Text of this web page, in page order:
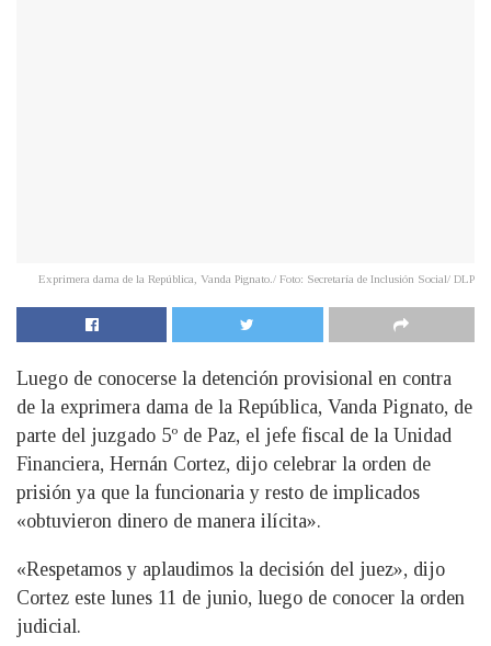
Exprimera dama de la República, Vanda Pignato./ Foto: Secretaría de Inclusión Social/ DLP
Luego de conocerse la detención provisional en contra
de la exprimera dama de la República, Vanda Pignato, de
parte del juzgado 5º de Paz, el jefe fiscal de la Unidad
Financiera, Hernán Cortez, dijo celebrar la orden de
prisión ya que la funcionaria y resto de implicados
«obtuvieron dinero de manera ilícita».
«Respetamos y aplaudimos la decisión del juez», dijo
Cortez este lunes 11 de junio, luego de conocer la orden
judicial.